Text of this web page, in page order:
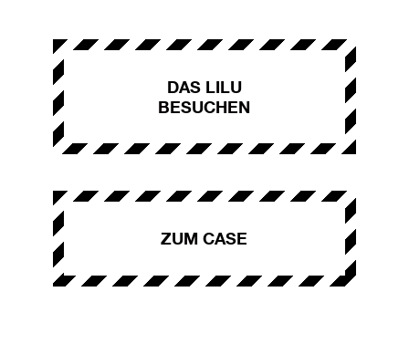
DAS LILU
BESUCHEN
ZUM CASE